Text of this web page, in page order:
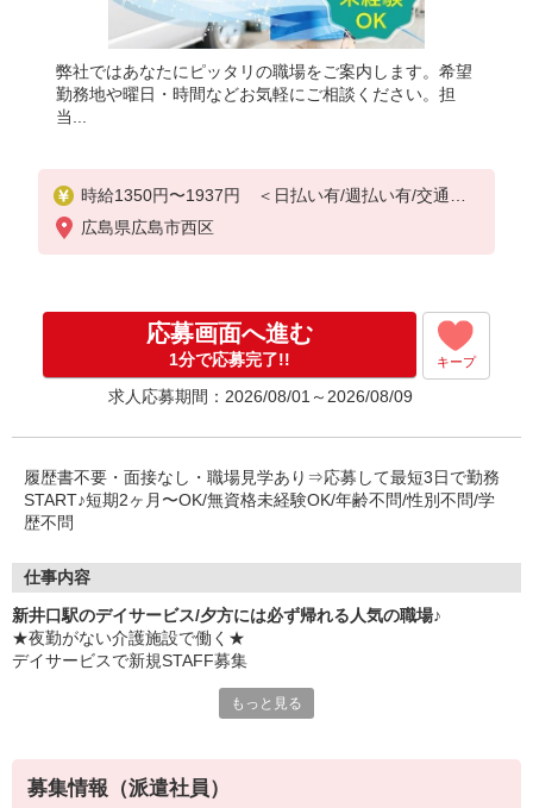
弊社ではあなたにピッタリの職場をご案内します。希望
勤務地や曜日・時間などお気軽にご相談ください。担
当...
時給1350円〜1937円 ＜日払い有/週払い有/交通費
全支給(ガソリン代含む)＞
広島県広島市西区
応募画面へ進む
1分で応募完了!! キープ
求人応募期間：2026/08/01～2026/08/09
履歴書不要・面接なし・職場見学あり⇒応募して最短3日で勤務
START♪短期2ヶ月〜OK/無資格未経験OK/年齢不問/性別不問/学
歴不問
仕事内容
新井口駅のデイサービス/夕方には必ず帰れる人気の職場♪
★夜勤がない介護施設で働く★
デイサービスで新規STAFF募集
・簡単な運動のサポート など
もっと見る
募集情報（派遣社員）